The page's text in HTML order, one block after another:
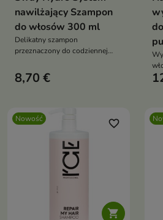
nawilżający Szampon
do włosów 300 ml
Delikatny szampon
przeznaczony do codziennej
odwodnionych i pozbawionych
blasku.
8,70 €
Nowość

favorite_border